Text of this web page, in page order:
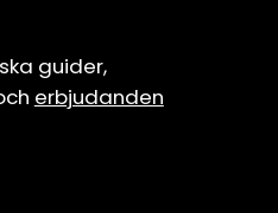
guider,
erbjudanden